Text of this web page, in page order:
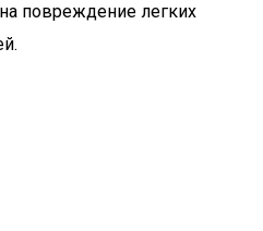
повреждение легких